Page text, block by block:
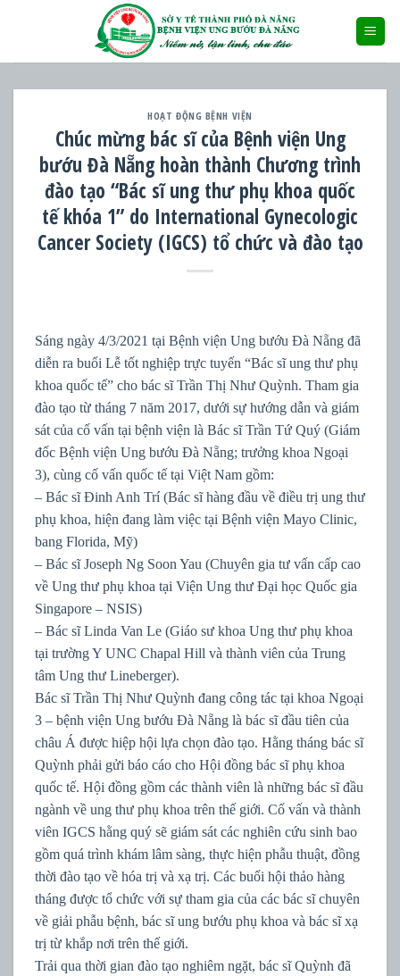
HOẠT ĐỘNG BỆNH VIỆN
Chúc mừng bác sĩ của Bệnh viện Ung
bướu Đà Nẵng hoàn thành Chương trình
đào tạo “Bác sĩ ung thư phụ khoa quốc
tế khóa 1” do International Gynecologic
Cancer Society (IGCS) tổ chức và đào tạo
Sáng ngày 4/3/2021 tại Bệnh viện Ung bướu Đà Nẵng đã
diễn ra buổi Lễ tốt nghiệp trực tuyến “Bác sĩ ung thư phụ
khoa quốc tế” cho bác sĩ Trần Thị Như Quỳnh. Tham gia
đào tạo từ tháng 7 năm 2017, dưới sự hướng dẫn và giám
sát của cố vấn tại bệnh viện là Bác sĩ Trần Tứ Quý (Giám
đốc Bệnh viện Ung bướu Đà Nẵng; trưởng khoa Ngoại
3), cùng cố vấn quốc tế tại Việt Nam gồm:
– Bác sĩ Đinh Anh Trí (Bác sĩ hàng đầu về điều trị ung thư
phụ khoa, hiện đang làm việc tại Bệnh viện Mayo Clinic,
bang Florida, Mỹ)
– Bác sĩ Joseph Ng Soon Yau (Chuyên gia tư vấn cấp cao
về Ung thư phụ khoa tại Viện Ung thư Đại học Quốc gia
Singapore – NSIS)
– Bác sĩ Linda Van Le (Giáo sư khoa Ung thư phụ khoa
tại trường Y UNC Chapal Hill và thành viên của Trung
tâm Ung thư Lineberger).
Bác sĩ Trần Thị Như Quỳnh đang công tác tại khoa Ngoại
3 – bệnh viện Ung bướu Đà Nẵng là bác sĩ đầu tiên của
châu Á được hiệp hội lựa chọn đào tạo. Hằng tháng bác sĩ
Quỳnh phải gửi báo cáo cho Hội đồng bác sĩ phụ khoa
quốc tế. Hội đồng gồm các thành viên là những bác sĩ đầu
ngành về ung thư phụ khoa trên thế giới. Cố vấn và thành
viên IGCS hằng quý sẽ giám sát các nghiên cứu sinh bao
gồm quá trình khám lâm sàng, thực hiện phẫu thuật, đồng
thời đào tạo về hóa trị và xạ trị. Các buổi hội thảo hàng
tháng được tổ chức với sự tham gia của các bác sĩ chuyên
về giải phẫu bệnh, bác sĩ ung bướu phụ khoa và bác sĩ xạ
trị từ khắp nơi trên thế giới.
Trải qua thời gian đào tạo nghiêm ngặt, bác sĩ Quỳnh đã